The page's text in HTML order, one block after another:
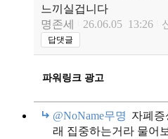
느끼실겁니다
명존세
26.06.05 13:26
답댓글
파워링크 광고
@NoName무명 자폐증
래 집중하는거라 물어